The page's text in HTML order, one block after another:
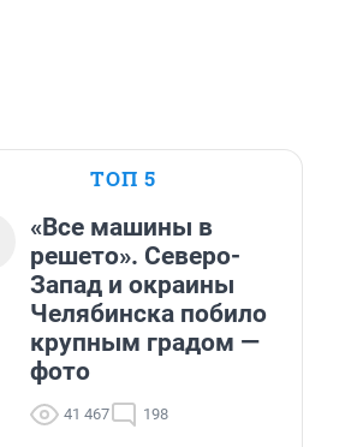
ТОП 5
«Все машины в
решето». Северо-
Запад и окраины
Челябинска побило
крупным градом —
фото
41 467 198